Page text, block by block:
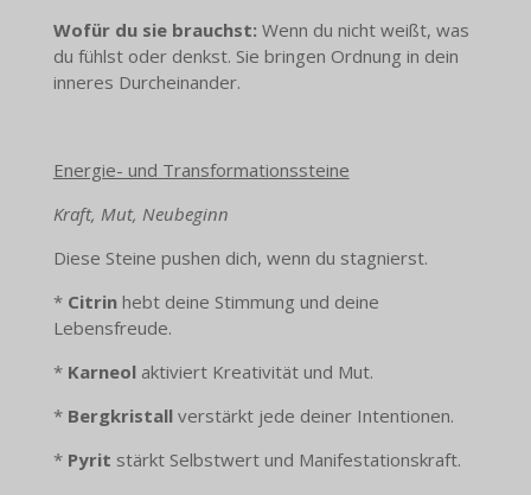
Wofür du sie brauchst: Wenn du nicht weißt, was
du fühlst oder denkst. Sie bringen Ordnung in dein
inneres Durcheinander.
Energie- und Transformationssteine
Kraft, Mut, Neubeginn
Diese Steine pushen dich, wenn du stagnierst.
* Citrinhebt deine Stimmung und deine
Lebensfreude.
* Karneolaktiviert Kreativität und Mut.
* Bergkristallverstärkt jede deiner Intentionen.
* Pyrit stärkt Selbstwert und Manifestationskraft.